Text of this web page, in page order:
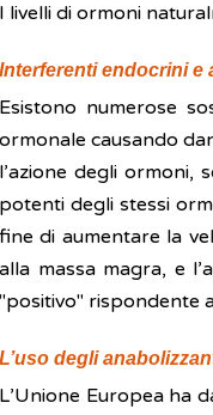
I livelli di ormoni
Interferenti endocrini e
Esistono numerose
ormonale causando
l’azione degli ormoni,
potenti degli stessi
fine di aumentare la
alla massa magra, e
"positivo" rispondente
L’uso degli
L’Unione Europea ha